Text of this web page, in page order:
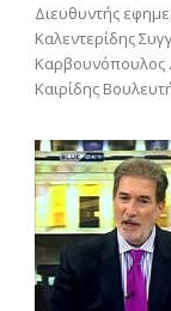
Διευθυντής
Καλεντερίδης
Καρβουνόπουλος
Καιρίδης